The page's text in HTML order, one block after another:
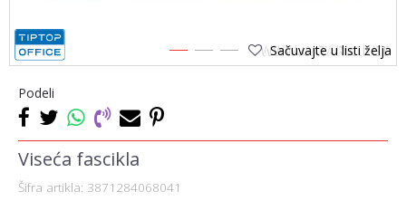
1 2 3 Sačuvajte u listi želja
Podeli
Viseća fascikla
Šifra artikla: 3871284068041